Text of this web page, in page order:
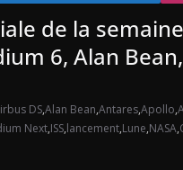
de la
6, Alan
DS,Alan Bean,Antares,Apollo,
Next,ISS,lancement,Lune,NASA,